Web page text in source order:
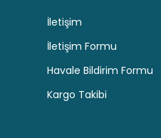
İletişim
İletişim Formu
Havale Bildirim Formu
Kargo Takibi